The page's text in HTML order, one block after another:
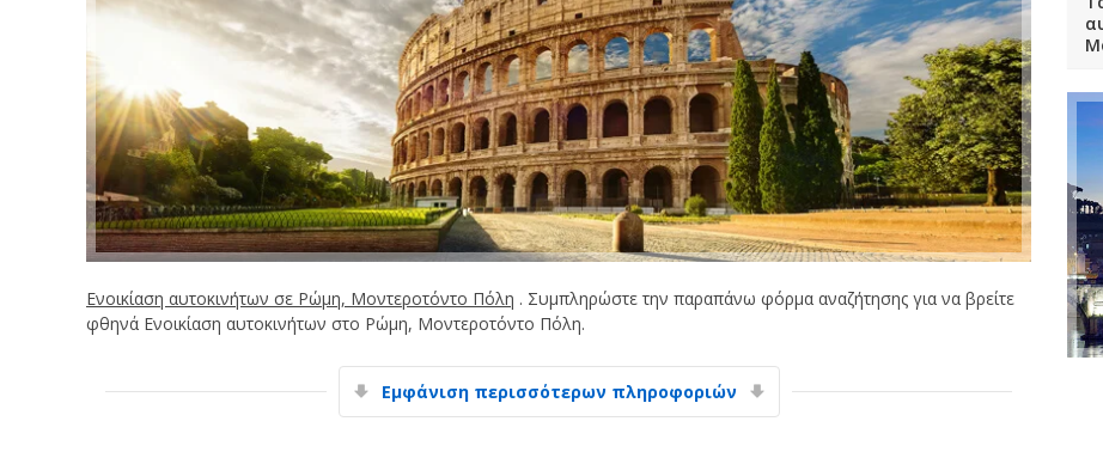
Ενοικίαση αυτοκινήτων σε Ρώμη, Μοντεροτόντο Πόλη . Συμπληρώστε την παραπάνω φόρμα αναζήτησης για να βρείτε
φθηνά Ενοικίαση αυτοκινήτων στο Ρώμη, Μοντεροτόντο Πόλη.
Εμφάνιση περισσότερων πληροφοριών